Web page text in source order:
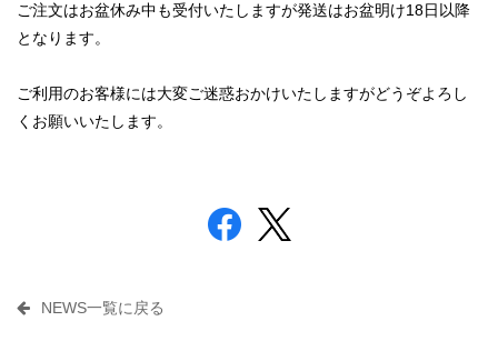
ご注文はお盆休み中も受付いたしますが発送はお盆明け18日以降
となります。
ご利用のお客様には大変ご迷惑おかけいたしますがどうぞよろし
くお願いいたします。
NEWS一覧に戻る